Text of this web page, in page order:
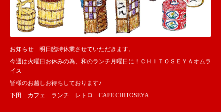
お知らせ 明日臨時休業させていただきます。
今週は火曜日お休みの為、和のランチ月曜日に！ＣＨＩＴＯＳＥＹＡオムラ
イス
皆様のお越しお待ちしております♪
下田 カフェ ランチ レトロ CAFE CHITOSEYA